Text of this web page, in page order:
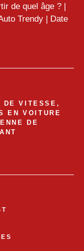
de quel âge ? |
Trendy | Date
DE VITESSE,
EN VOITURE
DE